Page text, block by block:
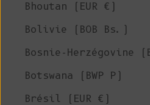
Bhoutan (EUR €)
Bolivie (BOB Bs.)
Bosnie-Herzégovine
Botswana (BWP P)
Brésil (EUR €)